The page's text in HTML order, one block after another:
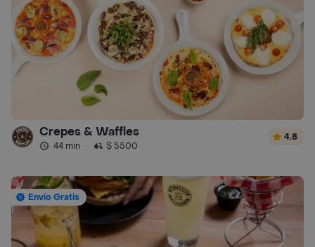
Crepes & Waffles
44 min · $ 5500
4.8
Envío Gratis